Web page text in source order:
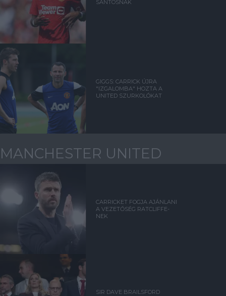
SANTOSNAK
GIGGS: CARRICK ÚJRA
"IZGALOMBA" HOZTA A
UNITED SZURKOLÓKAT
MANCHESTER UNITED
CARRICKET FOGJA AJÁNLANI
A VEZETŐSÉG RATCLIFFE-
NEK
SIR DAVE BRAILSFORD